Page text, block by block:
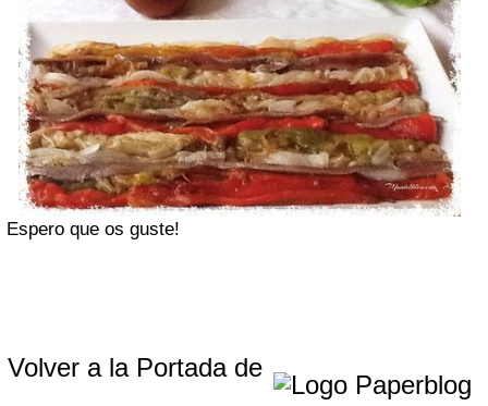
Espero que os guste!
Volver a la Portada de